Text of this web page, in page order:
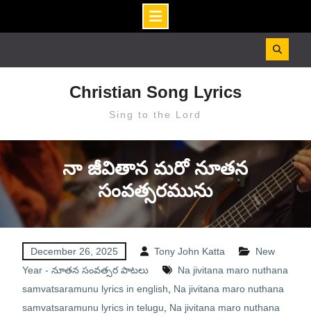
Christian Song Lyrics
Sing to the Lord
నా జీవితాన మరో నూతన
సంవత్సరమును
December 26, 2025 Tony John Katta
New
Year - నూతన సంవత్సర పాటలు
Na jivitana maro nuthana
samvatsaramunu lyrics in english
Na jivitana maro nuthana
samvatsaramunu lyrics in telugu
Na jivitana maro nuthana